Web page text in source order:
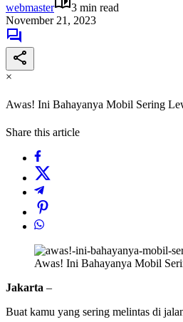
webmaster
3 min read
November 21, 2023
×
Awas! Ini Bahayanya Mobil Sering
Share this article
Awas! Ini Bahayanya Mobil
Jakarta –
Buat kamu yang sering melintas di